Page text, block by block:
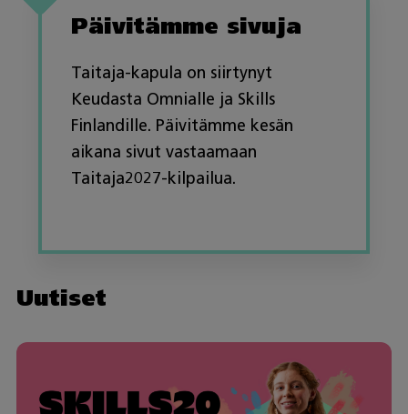
Päivitämme sivuja
Taitaja-kapula on siirtynyt
Keudasta Omnialle ja Skills
Finlandille. Päivitämme kesän
aikana sivut vastaamaan
Taitaja2027-kilpailua.
Uutiset